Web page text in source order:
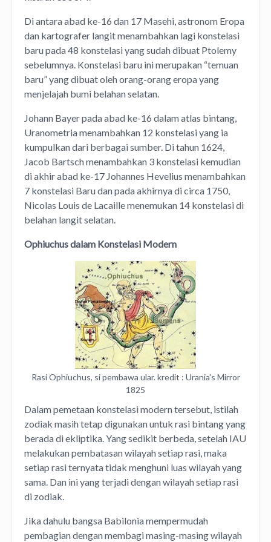
Di antara abad ke-16 dan 17 Masehi, astronom Eropa
dan kartografer langit menambahkan lagi konstelasi
baru pada 48 konstelasi yang sudah dibuat Ptolemy
sebelumnya. Konstelasi baru ini merupakan “temuan
baru” yang dibuat oleh orang-orang eropa yang
menjelajah bumi belahan selatan.
Johann Bayer pada abad ke-16 dalam atlas bintang,
Uranometria menambahkan 12 konstelasi yang ia
kumpulkan dari berbagai sumber. Di tahun 1624,
Jacob Bartsch menambahkan 3 konstelasi kemudian
di akhir abad ke-17 Johannes Hevelius menambahkan
7 konstelasi Baru dan pada akhirnya di circa 1750,
Nicolas Louis de Lacaille menemukan 14 konstelasi di
belahan langit selatan.
Ophiuchus dalam Konstelasi Modern
Rasi Ophiuchus, si pembawa ular. kredit : Urania's Mirror
1825
Dalam pemetaan konstelasi modern tersebut, istilah
zodiak masih tetap digunakan untuk rasi bintang yang
berada di ekliptika. Yang sedikit berbeda, setelah IAU
melakukan pembatasan wilayah setiap rasi, maka
setiap rasi ternyata tidak menghuni luas wilayah yang
sama. Dan ini yang terjadi dengan wilayah setiap rasi
di zodiak.
Jika dahulu bangsa Babilonia mempermudah
pembagian dengan membagi masing-masing wilayah